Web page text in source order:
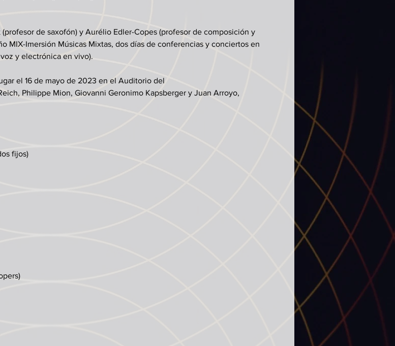
de saxofón) y Aurélio Edler-Copes (profesor de composición y
MIX-Imersión Músicas Mixtas, dos días de conferencias y conciertos en
y electrónica en vivo).
el 16 de mayo de 2023 en el Auditorio del
Philippe Mion, Giovanni Geronimo Kapsberger y Juan Arroyo,
fijos)